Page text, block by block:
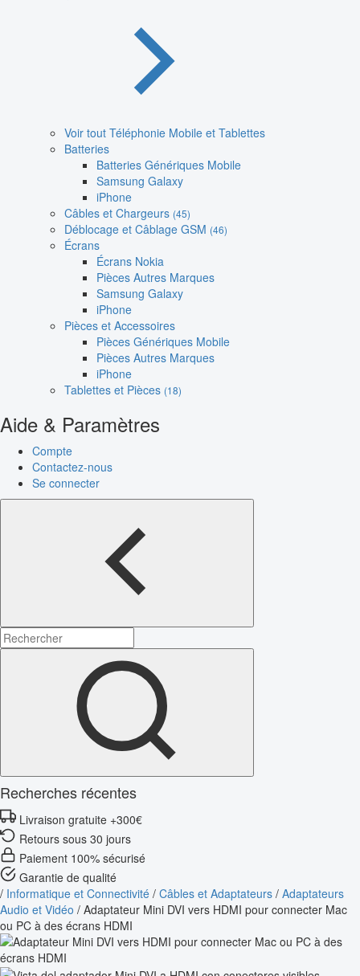
Voir tout Téléphonie Mobile et Tablettes
Batteries
Batteries Génériques Mobile
Samsung Galaxy
iPhone
Câbles et Chargeurs (45)
Déblocage et Câblage GSM (46)
Écrans
Écrans Nokia
Pièces Autres Marques
Samsung Galaxy
iPhone
Pièces et Accessoires
Pièces Génériques Mobile
Pièces Autres Marques
iPhone
Tablettes et Pièces (18)
Aide & Paramètres
Compte
Contactez-nous
Se connecter
Recherches récentes
Livraison gratuite +300€
Retours sous 30 jours
Paiement 100% sécurisé
Garantie de qualité
/ Informatique et Connectivité / Câbles et Adaptateurs / Adaptateurs
Audio et Vidéo / Adaptateur Mini DVI vers HDMI pour connecter Mac
ou PC à des écrans HDMI